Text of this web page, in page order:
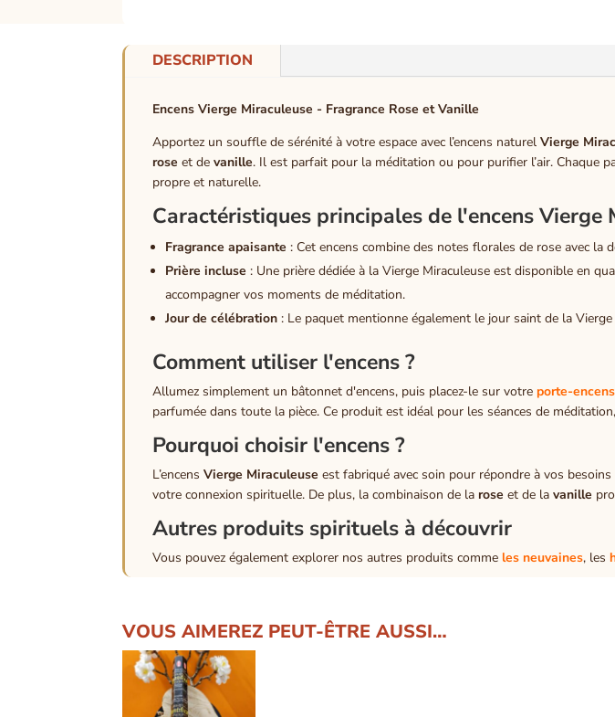
DESCRIPTION
Encens Vierge Miraculeuse - Fragrance Rose et Vanille
Apportez un souffle de sérénité à votre espace avec l’encens naturelVierge
rose et devanille. Il est parfait pour la méditation ou pour purifier l’air. Chaque
propre et naturelle.
Caractéristiques principales de l'encens Vierge
Fragrance apaisante : Cet encens combine des notes florales de rose avec la
Prière incluse : Une prière dédiée à la Vierge Miraculeuse est disponible en
accompagner vos moments de méditation.
Jour de célébration : Le paquet mentionne également le jour saint de la
Comment utiliser l'encens ?
Allumez simplement un bâtonnet d'encens, puis placez-le sur votre porte-encens
parfumée dans toute la pièce. Ce produit est idéal pour les séances de
Pourquoi choisir l'encens ?
L’encensVierge Miraculeuse est fabriqué avec soin pour répondre à vos
votre connexion spirituelle. De plus, la combinaison de la rose et de lavanille
Autres produits spirituels à découvrir
Vous pouvez également explorer nos autres produits comme les neuvaines, les
VOUS AIMEREZ PEUT-ÊTRE AUSSI…